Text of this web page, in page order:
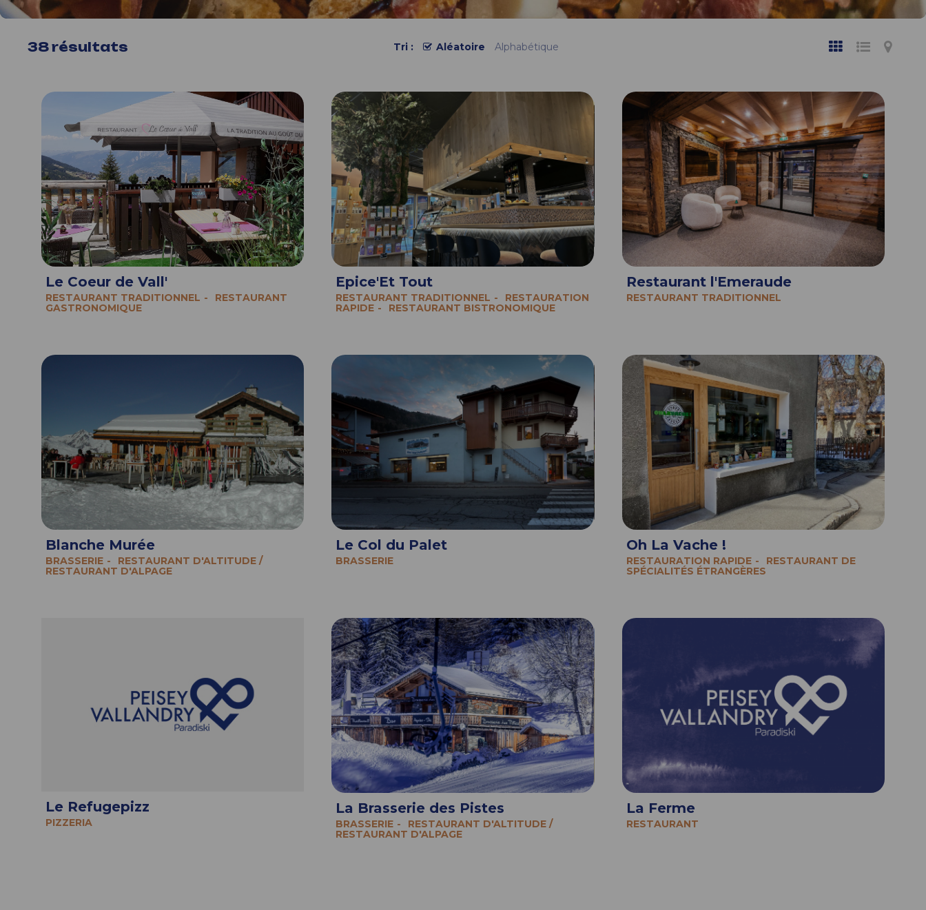
38résultats Tri : Aléatoire Alphabétique
Le Coeur de Vall'
RESTAURANT TRADITIONNEL
RESTAURANT
GASTRONOMIQUE
Epice'Et Tout
RESTAURANT TRADITIONNEL
RESTAURATION
RAPIDE
RESTAURANT BISTRONOMIQUE
Restaurant l'Emeraude
RESTAURANT TRADITIONNEL
Blanche Murée
BRASSERIE
RESTAURANT D'ALTITUDE /
RESTAURANT D'ALPAGE
Le Col du Palet
BRASSERIE
Oh La Vache !
RESTAURATION RAPIDE
RESTAURANT DE
SPÉCIALITÉS ÉTRANGÈRES
Le Refugepizz
PIZZERIA
La Brasserie des Pistes
BRASSERIE
RESTAURANT D'ALTITUDE /
RESTAURANT D'ALPAGE
La Ferme
RESTAURANT